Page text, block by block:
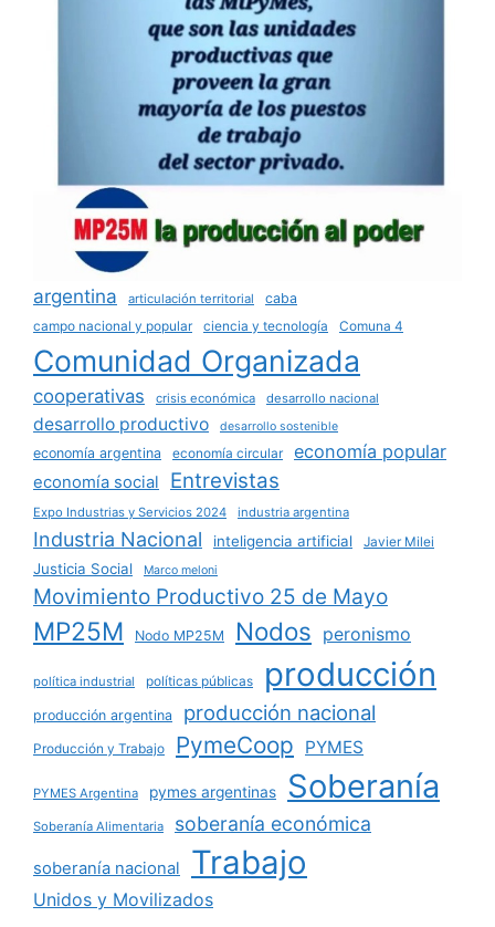
argentina articulación territorial
caba
campo nacional y popular
ciencia y tecnología Comuna 4
Comunidad Organizada
cooperativas crisis económica desarrollo nacional
desarrollo productivo desarrollo sostenible
economía argentina economía circular economía popular
economía social Entrevistas
Expo Industrias y Servicios 2024 industria argentina
Industria Nacional inteligencia artificial Javier Milei
Justicia Social Marco meloni
Movimiento Productivo 25 de Mayo
MP25M Nodo MP25M Nodos peronismo
política industrial políticas públicas producción
producción argentina producción nacional
Producción y Trabajo PymeCoop PYMES
PYMES Argentina pymes argentinas Soberanía
Soberanía Alimentaria soberanía económica
soberanía nacional Trabajo
Unidos y Movilizados